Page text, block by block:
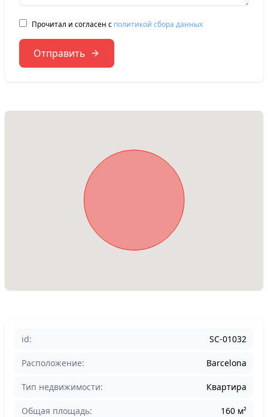
Прочитал и согласен с политикой сбора данных
Отправить
id: SC-01032
Расположение: Barcelona
Тип недвижимости: Квартира
Общая площадь: 160 м²